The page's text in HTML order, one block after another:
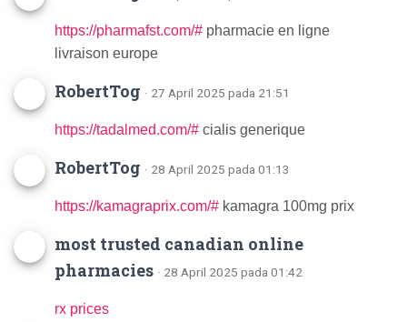
https://pharmafst.com/# pharmacie en ligne
livraison europe
RobertTog · 27 April 2025 pada 21:51
https://tadalmed.com/# cialis generique
RobertTog · 28 April 2025 pada 01:13
https://kamagraprix.com/# kamagra 100mg prix
most trusted canadian online
pharmacies · 28 April 2025 pada 01:42
rx prices